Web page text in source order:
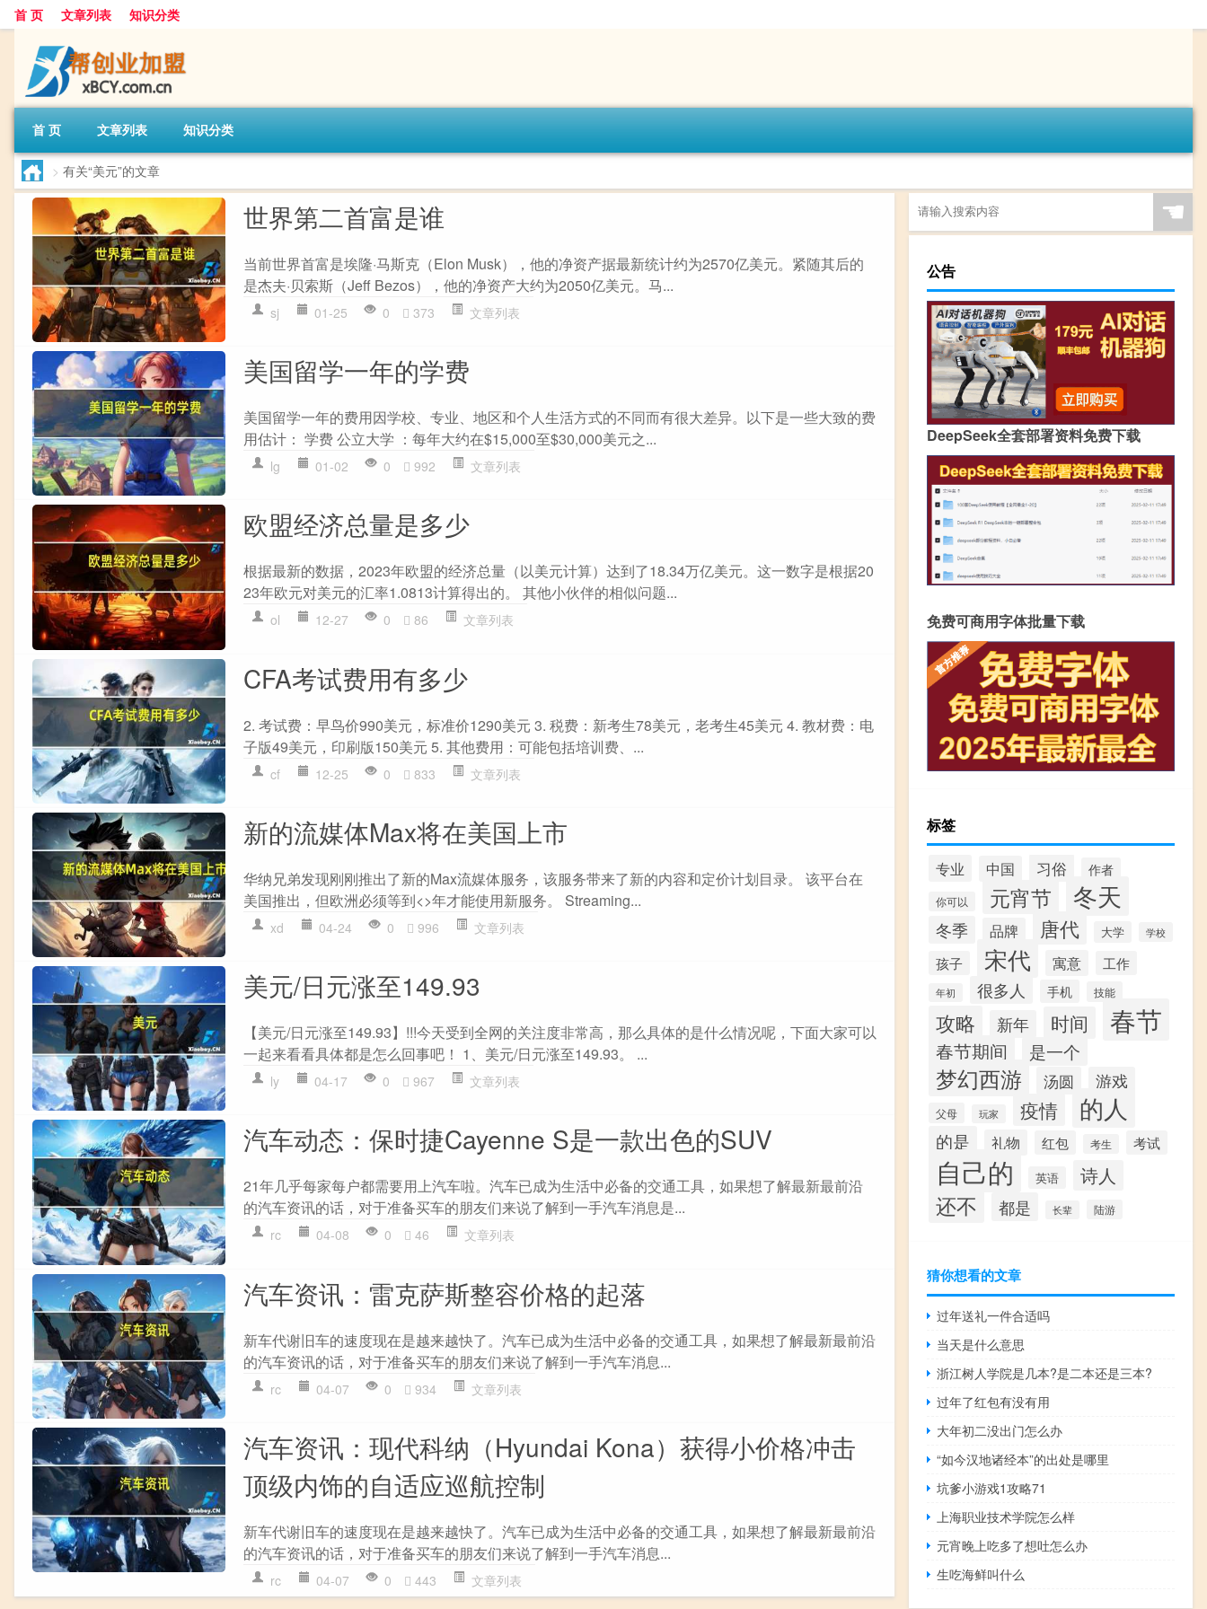
首 页 文章列表 知识分类
首 页 文章列表 知识分类
> 有关“美元”的文章
世界第二首富是谁
当前世界首富是埃隆·马斯克（Elon Musk），他的净资产据最新统计约为2570亿美元。紧随其后的
是杰夫·贝索斯（Jeff Bezos），他的净资产大约为2050亿美元。马...
sj 01-25 0 373 文章列表
美国留学一年的学费
美国留学一年的费用因学校、专业、地区和个人生活方式的不同而有很大差异。以下是一些大致的费
用估计： 学费 公立大学 ：每年大约在$15,000至$30,000美元之...
lg 01-02 0 992 文章列表
欧盟经济总量是多少
根据最新的数据，2023年欧盟的经济总量（以美元计算）达到了18.34万亿美元。这一数字是根据20
23年欧元对美元的汇率1.0813计算得出的。 其他小伙伴的相似问题...
ol 12-27 0 86 文章列表
CFA考试费用有多少
2. 考试费：早鸟价990美元，标准价1290美元 3. 税费：新考生78美元，老考生45美元 4. 教材费：电
子版49美元，印刷版150美元 5. 其他费用：可能包括培训费、...
cf 12-25 0 833 文章列表
新的流媒体Max将在美国上市
华纳兄弟发现刚刚推出了新的Max流媒体服务，该服务带来了新的内容和定价计划目录。 该平台在
美国推出，但欧洲必须等到<>年才能使用新服务。 Streaming...
xd 04-24 0 996 文章列表
美元/日元涨至149.93
【美元/日元涨至149.93】!!!今天受到全网的关注度非常高，那么具体的是什么情况呢，下面大家可以
一起来看看具体都是怎么回事吧！ 1、美元/日元涨至149.93。 ...
ly 04-17 0 967 文章列表
汽车动态：保时捷Cayenne S是一款出色的SUV
21年几乎每家每户都需要用上汽车啦。汽车已成为生活中必备的交通工具，如果想了解最新最前沿
的汽车资讯的话，对于准备买车的朋友们来说了解到一手汽车消息是...
rc 04-08 0 46 文章列表
汽车资讯：雷克萨斯整容价格的起落
新车代谢旧车的速度现在是越来越快了。汽车已成为生活中必备的交通工具，如果想了解最新最前沿
的汽车资讯的话，对于准备买车的朋友们来说了解到一手汽车消息...
rc 04-07 0 934 文章列表
汽车资讯：现代科纳（Hyundai Kona）获得小价格冲击
顶级内饰的自适应巡航控制
新车代谢旧车的速度现在是越来越快了。汽车已成为生活中必备的交通工具，如果想了解最新最前沿
的汽车资讯的话，对于准备买车的朋友们来说了解到一手汽车消息...
rc 04-07 0 443 文章列表
☚
公告
DeepSeek全套部署资料免费下载
免费可商用字体批量下载
标签
专业 中国 习俗 作者
你可以 元宵节 冬天
冬季 品牌 唐代 大学 学校
孩子 宋代 寓意 工作
年初 很多人 手机 技能
攻略 新年 时间 春节
春节期间 是一个
梦幻西游 汤圆 游戏
父母 玩家 疫情 的人
的是 礼物 红包 考生 考试
自己的 英语 诗人
还不 都是 长辈 陆游
猜你想看的文章
过年送礼一件合适吗
当天是什么意思
浙江树人学院是几本?是二本还是三本?
过年了红包有没有用
大年初二没出门怎么办
“如今汉地诸经本”的出处是哪里
坑爹小游戏1攻略71
上海职业技术学院怎么样
元宵晚上吃多了想吐怎么办
生吃海鲜叫什么